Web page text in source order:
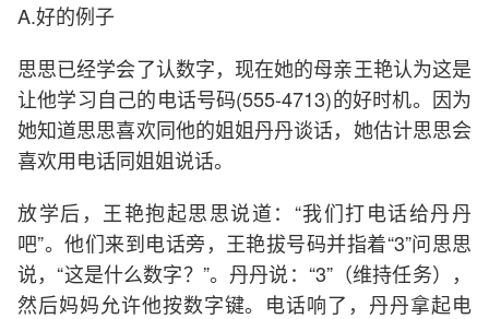
A.好的例子
思思已经学会了认数字，现在她的母亲王艳认为这是
让他学习自己的电话号码(555-4713)的好时机。因为
她知道思思喜欢同他的姐姐丹丹谈话，她估计思思会
喜欢用电话同姐姐说话。
放学后，王艳抱起思思说道：“我们打电话给丹丹
吧”。他们来到电话旁，王艳拔号码并指着“3”问思思
说，“这是什么数字？”。丹丹说：“3”（维持任务），
然后妈妈允许他按数字键。电话响了，丹丹拿起电